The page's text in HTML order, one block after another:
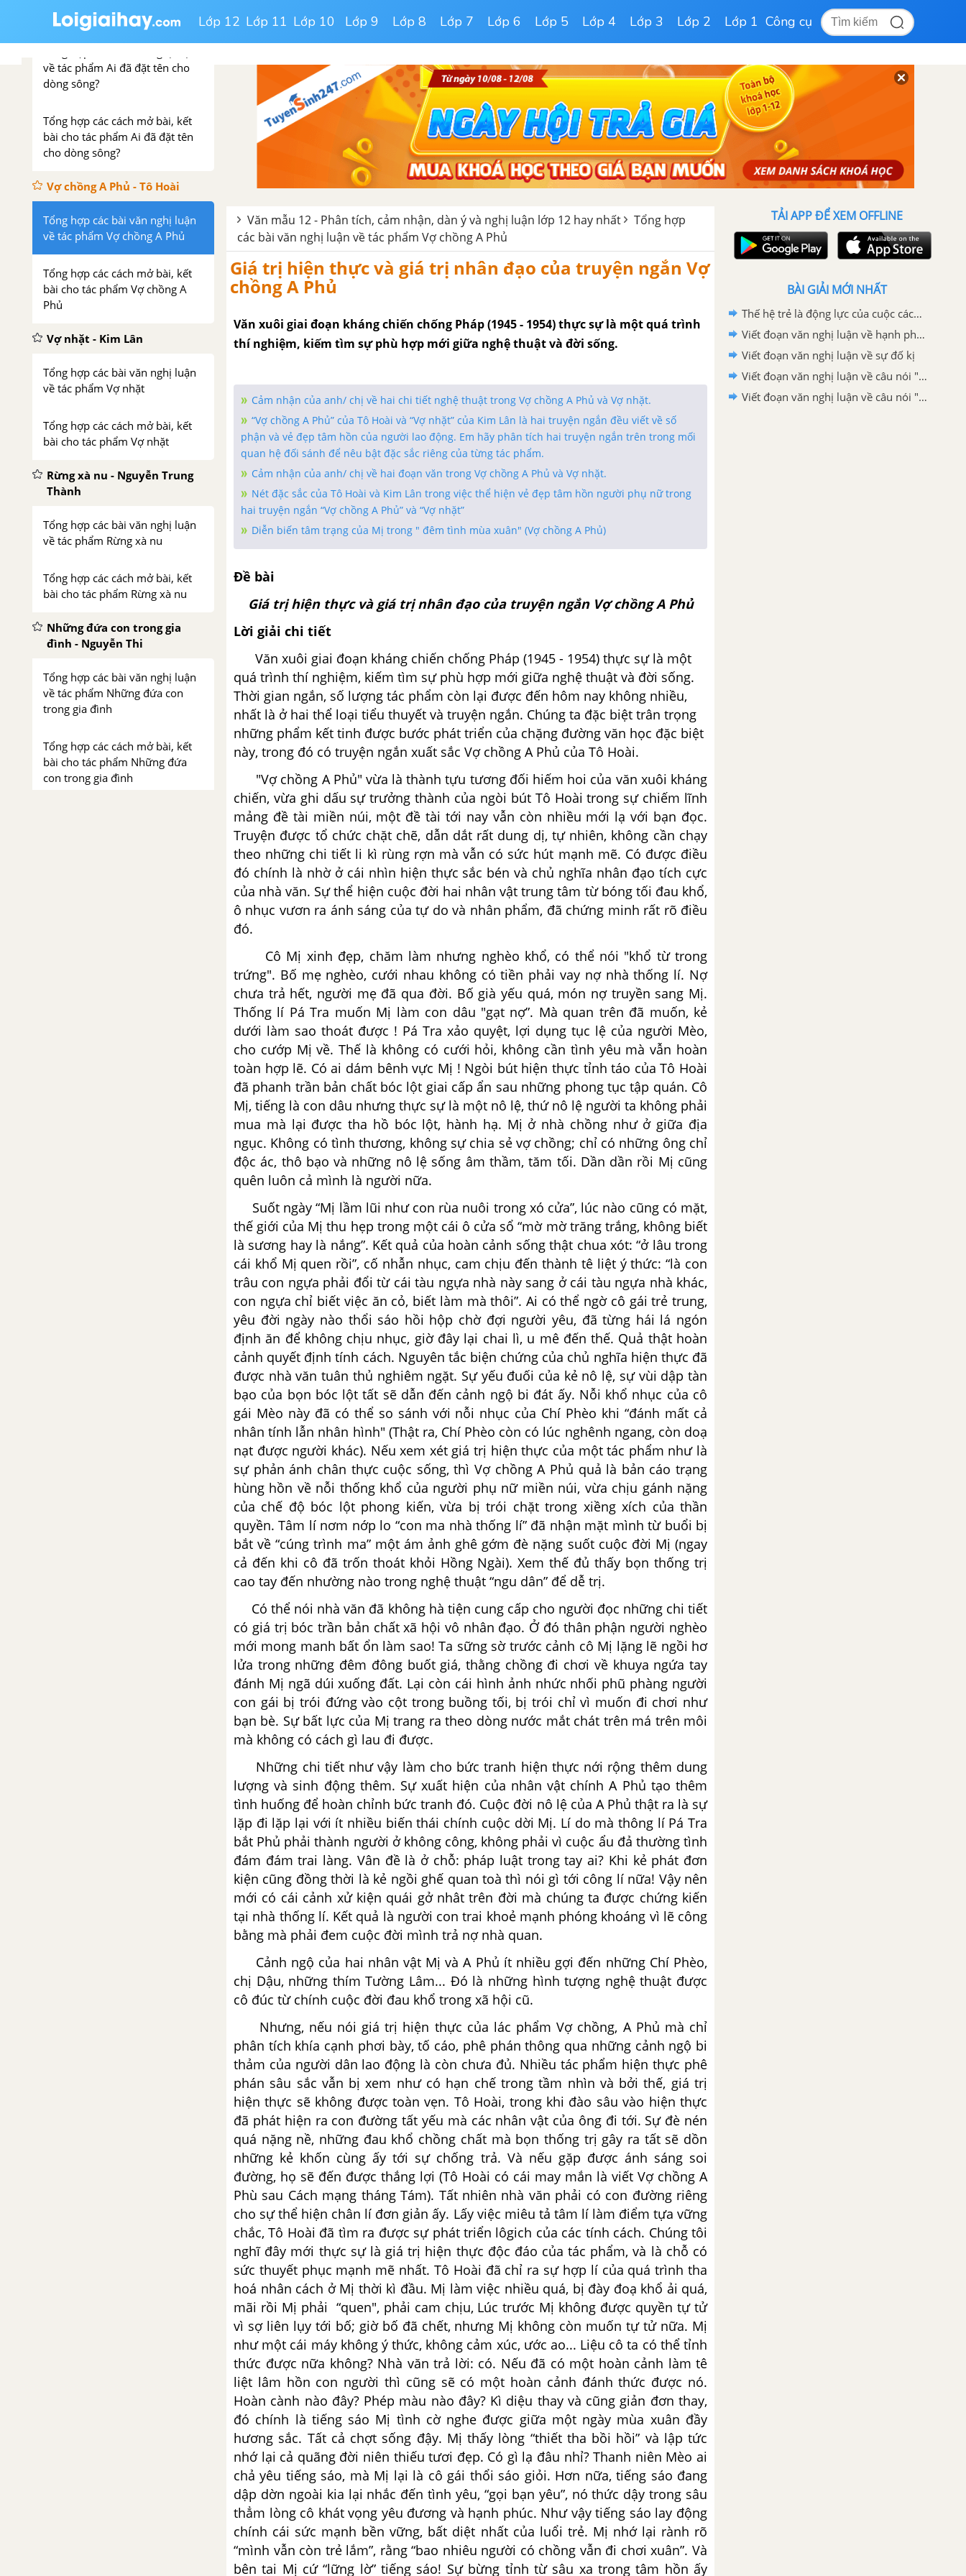
Lớp 12 Lớp 11 Lớp 10 Lớp 9 Lớp 8 Lớp 7 Lớp 6 Lớp 5 Lớp 4 Lớp 3 Lớp 2 Lớp 1 Công cụ
Hoàng Phủ Ngọc Tường
về tác phẩm Ai đã đặt tên cho
dòng sông?
Tổng hợp các cách mở bài, kết
bài cho tác phẩm Ai đã đặt tên
cho dòng sông?
Vợ chồng A Phủ - Tô Hoài
Tổng hợp các bài văn nghị luận
về tác phẩm Vợ chồng A Phủ
Tổng hợp các cách mở bài, kết
bài cho tác phẩm Vợ chồng A
Phủ
Vợ nhặt - Kim Lân
Tổng hợp các bài văn nghị luận
về tác phẩm Vợ nhặt
Tổng hợp các cách mở bài, kết
bài cho tác phẩm Vợ nhặt
Rừng xà nu - Nguyễn Trung
Thành
Tổng hợp các bài văn nghị luận
về tác phẩm Rừng xà nu
Tổng hợp các cách mở bài, kết
bài cho tác phẩm Rừng xà nu
Những đứa con trong gia
đình - Nguyễn Thi
Tổng hợp các bài văn nghị luận
về tác phẩm Những đứa con
trong gia đình
Tổng hợp các cách mở bài, kết
bài cho tác phẩm Những đứa
con trong gia đình
Văn mẫu 12 - Phân tích, cảm nhận, dàn ý và nghị luận lớp 12 hay nhất
Tổng hợp
các bài văn nghị luận về tác phẩm Vợ chồng A Phủ
Giá trị hiện thực và giá trị nhân đạo của truyện ngắn Vợ
chồng A Phủ
Văn xuôi giai đoạn kháng chiến chống Pháp (1945 - 1954) thực sự là một quá trình
thí nghiệm, kiếm tìm sự phù hợp mới giữa nghệ thuật và đời sống.
Cảm nhận của anh/ chị về hai chi tiết nghệ thuật trong Vợ chồng A Phủ và Vợ nhặt.
“Vợ chồng A Phủ” của Tô Hoài và “Vợ nhặt” của Kim Lân là hai truyện ngắn đều viết về số
phận và vẻ đẹp tâm hồn của người lao động. Em hãy phân tích hai truyện ngắn trên trong mối
quan hệ đối sánh để nêu bật đặc sắc riêng của từng tác phẩm.
Cảm nhận của anh/ chị về hai đoạn văn trong Vợ chồng A Phủ và Vợ nhặt.
Nét đặc sắc của Tô Hoài và Kim Lân trong việc thể hiện vẻ đẹp tâm hồn người phụ nữ trong
hai truyện ngắn “Vợ chồng A Phủ” và “Vợ nhặt”
Diễn biến tâm trạng của Mị trong " đêm tình mùa xuân" (Vợ chồng A Phủ)
Đề bài
Giá trị hiện thực và giá trị nhân đạo của truyện ngắn Vợ chồng A Phủ
Lời giải chi tiết
Văn xuôi giai đoạn kháng chiến chống Pháp (1945 - 1954) thực sự là một
quá trình thí nghiệm, kiếm tìm sự phù hợp mới giữa nghệ thuật và đời sống.
Thời gian ngắn, số lượng tác phẩm còn lại được đến hôm nay không nhiều,
nhất là ở hai thể loại tiểu thuyết và truyện ngắn. Chúng ta đặc biệt trân trọng
những phẩm kết tinh được bước phát triển của chặng đường văn học đặc biệt
này, trong đó có truyện ngắn xuất sắc Vợ chồng A Phủ của Tô Hoài.
"Vợ chồng A Phủ" vừa là thành tựu tương đối hiếm hoi của văn xuôi kháng
chiến, vừa ghi dấu sự trưởng thành của ngòi bút Tô Hoài trong sự chiếm lĩnh
mảng đề tài miền núi, một đề tài tới nay vẫn còn nhiều mới lạ với bạn đọc.
Truyện được tổ chức chặt chẽ, dẫn dắt rất dung dị, tự nhiên, không cần chạy
theo những chi tiết li kì rùng rợn mà vẫn có sức hút mạnh mẽ. Có được điều
đó chính là nhờ ở cái nhìn hiện thực sắc bén và chủ nghĩa nhân đạo tích cực
của nhà văn. Sự thể hiện cuộc đời hai nhân vật trung tâm từ bóng tối đau khổ,
ô nhục vươn ra ánh sáng của tự do và nhân phẩm, đã chứng minh rất rõ điều
đó.
Cô Mị xinh đẹp, chăm làm nhưng nghèo khổ, có thể nói "khổ từ trong
trứng". Bố mẹ nghèo, cưới nhau không có tiền phải vay nợ nhà thống lí. Nợ
chưa trả hết, người mẹ đã qua đời. Bố già yếu quá, món nợ truyền sang Mị.
Thống lí Pá Tra muốn Mị làm con dâu "gạt nợ”. Mà quan trên đã muốn, kẻ
dưới làm sao thoát được ! Pá Tra xảo quyệt, lợi dụng tục lệ của người Mèo,
cho cướp Mị về. Thế là không có cưới hỏi, không cần tình yêu mà vẫn hoàn
toàn hợp lẽ. Có ai dám bênh vực Mị ! Ngòi bút hiện thực tỉnh táo của Tô Hoài
đã phanh trần bản chất bóc lột giai cấp ẩn sau những phong tục tập quán. Cô
Mị, tiếng là con dâu nhưng thực sự là một nô lệ, thứ nô lệ người ta không phải
mua mà lại được tha hồ bóc lột, hành hạ. Mị ở nhà chồng như ở giữa địa
ngục. Không có tình thương, không sự chia sẻ vợ chồng; chỉ có những ông chỉ
độc ác, thô bạo và những nô lệ sống âm thầm, tăm tối. Dần dần rồi Mị cũng
quên luôn cả mình là người nữa.
Suốt ngày “Mị lầm lũi như con rùa nuôi trong xó cửa”, lúc nào cũng có mặt,
thế giới của Mị thu hẹp trong một cái ô cửa sổ “mờ mờ trăng trắng, không biết
là sương hay là nắng”. Kết quả của hoàn cảnh sống thật chua xót: “ở lâu trong
cái khổ Mị quen rồi”, cố nhẫn nhục, cam chịu đến thành tê liệt ý thức: “là con
trâu con ngựa phải đổi từ cái tàu ngựa nhà này sang ở cái tàu ngựa nhà khác,
con ngựa chỉ biết việc ăn cỏ, biết làm mà thôi”. Ai có thể ngờ cô gái trẻ trung,
yêu đời ngày nào thổi sáo hồi hộp chờ đợi người yêu, đã từng hái lá ngón
định ăn để không chịu nhục, giờ đây lại chai lì, u mê đến thế. Quả thật hoàn
cảnh quyết định tính cách. Nguyên tắc biện chứng của chủ nghĩa hiện thực đã
được nhà văn tuân thủ nghiêm ngặt. Sự yếu đuối của kẻ nô lệ, sự vùi dập tàn
bạo của bọn bóc lột tất sẽ dẫn đến cảnh ngộ bi đát ấy. Nỗi khổ nhục của cô
gái Mèo này đã có thể so sánh với nỗi nhục của Chí Phèo khi “đánh mất cả
nhân tính lẫn nhân hình" (Thật ra, Chí Phèo còn có lúc nghênh ngang, còn doạ
nạt được người khác). Nếu xem xét giá trị hiện thực của một tác phẩm như là
sự phản ánh chân thực cuộc sống, thì Vợ chồng A Phủ quả là bản cáo trạng
hùng hồn về nỗi thống khổ của người phụ nữ miền núi, vừa chịu gánh nặng
của chế độ bóc lột phong kiến, vừa bị trói chặt trong xiềng xích của thần
quyền. Tâm lí nơm nớp lo “con ma nhà thống lí” đã nhận mặt mình từ buổi bị
bắt về “cúng trình ma” một ám ảnh ghê gớm đè nặng suốt cuộc đời Mị (ngay
cả đến khi cô đã trốn thoát khỏi Hồng Ngài). Xem thế đủ thấy bọn thống trị
cao tay đến nhường nào trong nghệ thuật “ngu dân” để dễ trị.
Có thể nói nhà văn đã không hà tiện cung cấp cho người đọc những chi tiết
có giá trị bóc trần bản chất xã hội vô nhân đạo. Ở đó thân phận người nghèo
mới mong manh bất ổn làm sao! Ta sững sờ trước cảnh cô Mị lặng lẽ ngồi hơ
lửa trong những đêm đông buốt giá, thằng chồng đi chơi về khuya ngứa tay
đánh Mị ngã dúi xuống đất. Lại còn cái hình ảnh nhức nhối phũ phàng người
con gái bị trói đứng vào cột trong buồng tối, bị trói chỉ vì muốn đi chơi như
bạn bè. Sự bất lực của Mị trang ra theo dòng nước mắt chát trên má trên môi
mà không có cách gì lau đi được.
Những chi tiết như vậy làm cho bức tranh hiện thực nới rộng thêm dung
lượng và sinh động thêm. Sự xuất hiện của nhân vật chính A Phủ tạo thêm
tình huống để hoàn chỉnh bức tranh đó. Cuộc đời nô lệ của A Phủ thật ra là sự
lặp đi lặp lại với ít nhiều biến thái chính cuộc dời Mị. Lí do mà thông lí Pá Tra
bắt Phủ phải thành người ở không công, không phải vì cuộc ẩu đả thường tình
đám đám trai làng. Vân đề là ở chỗ: pháp luật trong tay ai? Khi kẻ phát đơn
kiện cũng đồng thời là kẻ ngồi ghế quan toà thì nói gì tới công lí nữa! Vậy nên
mới có cái cảnh xử kiện quái gở nhât trên đời mà chúng ta được chứng kiến
tại nhà thống lí. Kết quả là người con trai khoẻ mạnh phóng khoáng vì lẽ công
bằng mà phải đem cuộc đời mình trả nợ nhà quan.
Cảnh ngộ của hai nhân vật Mị và A Phủ ít nhiều gợi đến những Chí Phèo,
chị Dậu, những thím Tường Lâm... Đó là những hình tượng nghệ thuật được
cô đúc từ chính cuộc đời đau khổ trong xã hội cũ.
Nhưng, nếu nói giá trị hiện thực của lác phẩm Vợ chồng, A Phủ mà chỉ
phân tích khía cạnh phơi bày, tố cáo, phê phán thông qua những cảnh ngộ bi
thảm của người dân lao động là còn chưa đủ. Nhiều tác phẩm hiện thực phê
phán sâu sắc vẫn bị xem như có hạn chế trong tầm nhìn và bởi thế, giá trị
hiện thực sẽ không được toàn vẹn. Tô Hoài, trong khi đào sâu vào hiện thực
đã phát hiện ra con đường tất yếu mà các nhân vật của ông đi tới. Sự đè nén
quá nặng nề, những đau khổ chồng chất mà bọn thống trị gây ra tất sẽ dồn
những kẻ khốn cùng ấy tới sự chống trả. Và nếu gặp được ánh sáng soi
đường, họ sẽ đến được thắng lợi (Tô Hoài có cái may mắn là viết Vợ chồng A
Phù sau Cách mạng tháng Tám). Tất nhiên nhà văn phải có con đường riêng
cho sự thể hiện chân lí đơn giản ấy. Lấy việc miêu tả tâm lí làm điểm tựa vững
chắc, Tô Hoài đã tìm ra được sự phát triển lôgich của các tính cách. Chúng tôi
nghĩ đây mới thực sự là giá trị hiện thực độc đáo của tác phẩm, và là chỗ có
sức thuyết phục mạnh mẽ nhất. Tô Hoài đã chỉ ra sự hợp lí của quá trình tha
hoá nhân cách ở Mị thời kì đầu. Mị làm việc nhiều quá, bị đày đoạ khổ ải quá,
mãi rồi Mị phải “quen", phải cam chịu, Lúc trước Mị không được quyền tự tử
vì sợ liên lụy tới bố; giờ bố đã chết, nhưng Mị không còn muốn tự tử nữa. Mị
như một cái máy không ý thức, không cảm xúc, ước ao... Liệu cô ta có thể tỉnh
thức được nữa không? Nhà văn trả lời: có. Nếu đã có một hoàn cảnh làm tê
liệt lâm hồn con người thì cũng sẽ có một hoàn cảnh đánh thức được nó.
Hoàn cành nào đây? Phép màu nào đây? Kì diệu thay và cũng giản đơn thay,
đó chính là tiếng sáo Mị tình cờ nghe được giữa một ngày mùa xuân đầy
hương sắc. Tất cả chợt sống đậy. Mị thấy lòng “thiết tha bồi hồi” và lập tức
nhớ lại cả quãng đời niên thiếu tươi đẹp. Có gì lạ đâu nhỉ? Thanh niên Mèo ai
chả yêu tiếng sáo, mà Mị lại là cô gái thổi sáo giỏi. Hơn nữa, tiếng sáo đang
dập dờn ngoài kia lại nhắc đến tình yêu, “gọi bạn yêu”, nó thức dậy trong sâu
thẳm lòng cô khát vọng yêu đương và hạnh phúc. Như vậy tiếng sáo lay động
chính cái sức mạnh bền vững, bất diệt nhất của luổi trẻ. Mị nhớ lại rành rõ
“mình vẫn còn trẻ lắm”, rằng “bao nhiêu người có chồng vẫn đi chơi xuân”. Và
bên tai Mị cứ “lững lờ” tiếng sáo! Sự bừng tỉnh từ sâu xa trong tâm hồn ấy
TẢI APP ĐỂ XEM OFFLINE
BÀI GIẢI MỚI NHẤT
Thế hệ trẻ là động lực của cuộc cách mạng công nghệ 4.0 nơi trí nhân tạo tự động hoá và dữ liệu lớn đóng vai trò cốt lõi lớp 12
Viết đoạn văn nghị luận về hạnh phúc
Viết đoạn văn nghị luận về sự đố kị
Viết đoạn văn nghị luận về câu nói "Nơi nào có ý chí, nơi đó có con đường"
Viết đoạn văn nghị luận về câu nói "Có những người không dám bước đi vì sợ gãy chân, nhưng sợ gãy chân mà không dám bước đi thì khác nào chân đã gãy"